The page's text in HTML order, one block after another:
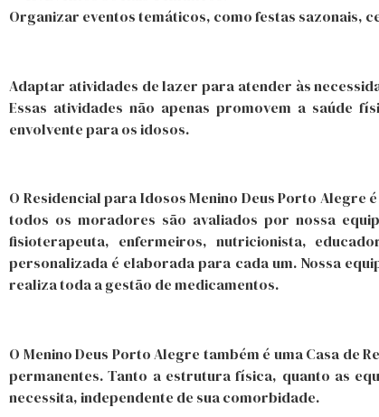
Organizar eventos temáticos, como festas sazonais,
Adaptar atividades de lazer para atender às
Essas atividades não apenas promovem a saúde
envolvente para os idosos.
O Residencial para Idosos Menino Deus Porto
todos os moradores são avaliados por nossa
fisioterapeuta, enfermeiros, nutricionista,
personalizada é elaborada para cada um. Nossa
realiza toda a gestão de medicamentos.
O Menino Deus Porto Alegre também é uma Casa
permanentes. Tanto a estrutura física, quanto as
necessita, independente de sua comorbidade.